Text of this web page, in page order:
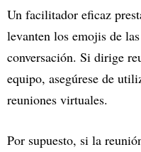
Un facilitador eficaz
levanten los emojis de
conversación. Si dirige
equipo, asegúrese de
reuniones virtuales.
Por supuesto, si la